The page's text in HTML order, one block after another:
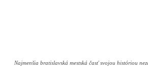
Najmenšia bratislavská mestská časť svojou históriou